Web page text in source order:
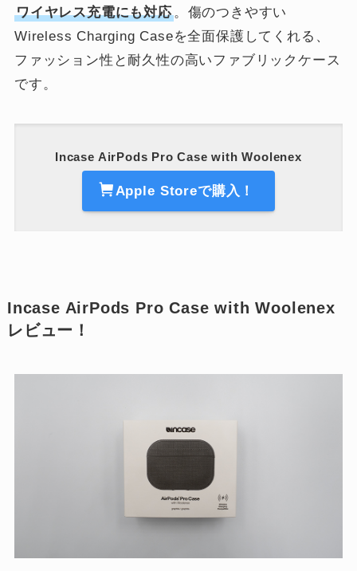
ワイヤレス充電にも対応。傷のつきやすい
Wireless Charging Caseを全面保護してくれる、
ファッション性と耐久性の高いファブリックケース
です。
Incase AirPods Pro Case with Woolenex
Apple Storeで購入！
Incase AirPods Pro Case with Woolenex
レビュー！